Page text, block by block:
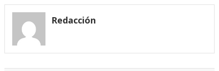
entradas
Redacción